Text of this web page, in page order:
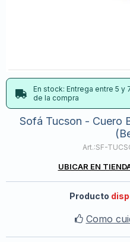
En stock: Entrega entre 5
de la compra
Sofá Tucson - Cuero
SF-
UBICAR EN
Producto
Como